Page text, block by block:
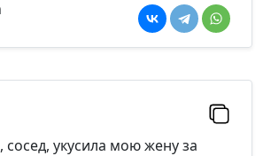
, сосед, укусила мою жену за